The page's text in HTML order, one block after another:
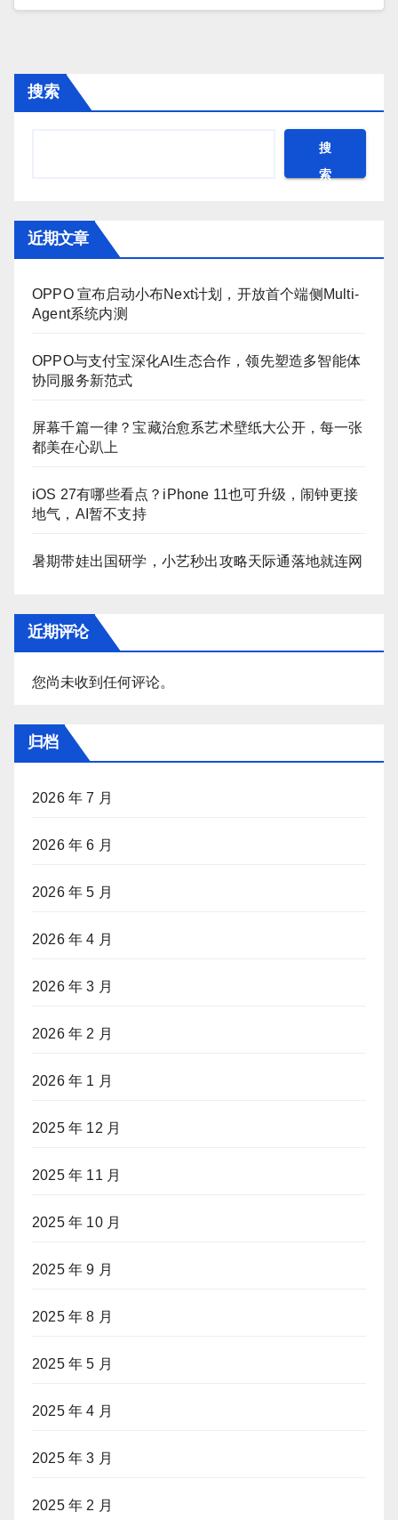
搜索
搜
索
近期文章
OPPO 宣布启动小布Next计划，开放首个端侧Multi-
Agent系统内测
OPPO与支付宝深化AI生态合作，领先塑造多智能体
协同服务新范式
屏幕千篇一律？宝藏治愈系艺术壁纸大公开，每一张
都美在心趴上
iOS 27有哪些看点？iPhone 11也可升级，闹钟更接
地气，AI暂不支持
暑期带娃出国研学，小艺秒出攻略天际通落地就连网
近期评论
您尚未收到任何评论。
归档
2026 年 7 月
2026 年 6 月
2026 年 5 月
2026 年 4 月
2026 年 3 月
2026 年 2 月
2026 年 1 月
2025 年 12 月
2025 年 11 月
2025 年 10 月
2025 年 9 月
2025 年 8 月
2025 年 5 月
2025 年 4 月
2025 年 3 月
2025 年 2 月